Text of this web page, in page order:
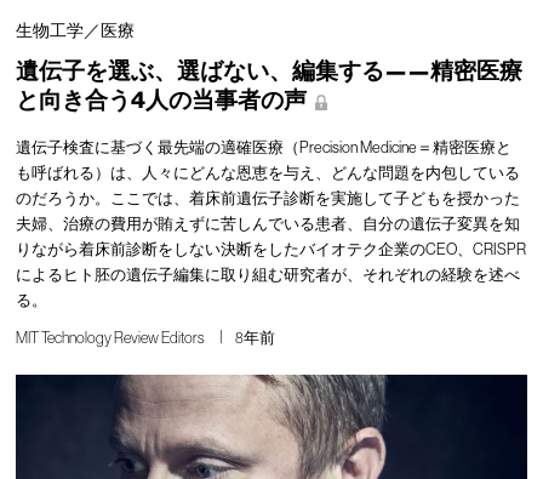
生物工学／医療
遺伝子を選ぶ、選ばない、編集する——精密医療
と向き合う4人の当事者の声
遺伝子検査に基づく最先端の適確医療（Precision Medicine＝精密医療と
も呼ばれる）は、人々にどんな恩恵を与え、どんな問題を内包している
のだろうか。ここでは、着床前遺伝子診断を実施して子どもを授かった
夫婦、治療の費用が賄えずに苦しんでいる患者、自分の遺伝子変異を知
りながら着床前診断をしない決断をしたバイオテク企業のCEO、CRISPR
によるヒト胚の遺伝子編集に取り組む研究者が、それぞれの経験を述べ
る。
MIT Technology Review Editors 8年前